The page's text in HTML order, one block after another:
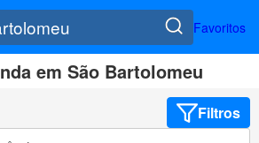
Favoritos
em São Bartolomeu
Filtros